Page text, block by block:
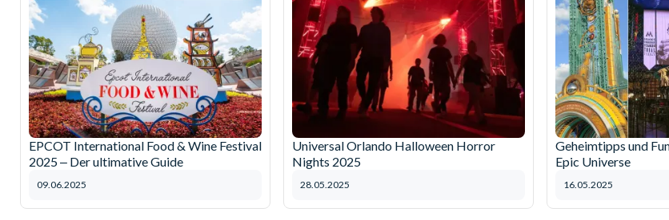
EPCOT International Food & Wine Festival
2025 ‒ Der ultimative Guide
09.06.2025
Universal Orlando Halloween Horror
Nights 2025
28.05.2025
Geheimtipps und
Epic Universe
16.05.2025